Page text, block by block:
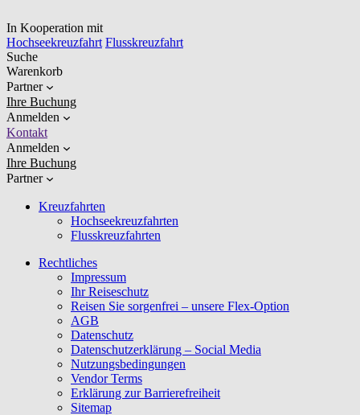
In Kooperation mit
Hochseekreuzfahrt Flusskreuzfahrt
Suche
Warenkorb
Partner
Ihre Buchung
Anmelden
Kontakt
Anmelden
Ihre Buchung
Partner
Kreuzfahrten
Hochseekreuzfahrten
Flusskreuzfahrten
Rechtliches
Impressum
Ihr Reiseschutz
Reisen Sie sorgenfrei – unsere Flex-Option
AGB
Datenschutz
Datenschutzerklärung – Social Media
Nutzungsbedingungen
Vendor Terms
Erklärung zur Barrierefreiheit
Sitemap